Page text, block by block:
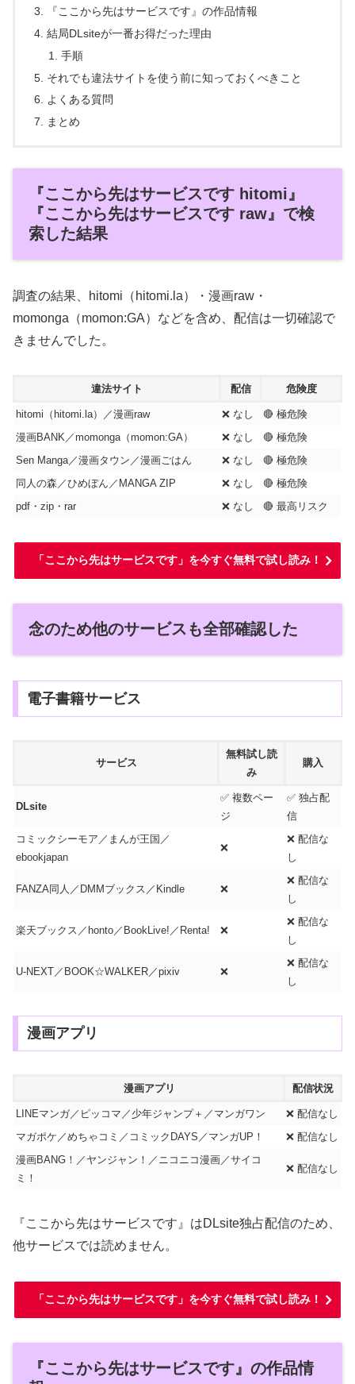
『ここから先はサービスです』の作品情報
結局DLsiteが一番お得だった理由
手順
それでも違法サイトを使う前に知っておくべきこと
よくある質問
まとめ
『ここから先はサービスです hitomi』
『ここから先はサービスです raw』で検
索した結果
調査の結果、hitomi（hitomi.la）・漫画raw・
momonga（momon:GA）などを含め、配信は一切確認で
きませんでした。
違法サイト 配信 危険度
hitomi（hitomi.la）／漫画raw ❌ なし
🔴 極危険
漫画BANK／momonga（momon:GA）
❌ なし
🔴 極危険
Sen Manga／漫画タウン／漫画ごはん
❌ なし
🔴 極危険
同人の森／ひめぼん／MANGA ZIP
❌ なし
🔴 極危険
pdf・zip・rar
❌ なし 🔴 最高リスク
「ここから先はサービスです」を今すぐ無料で試し読み！
念のため他のサービスも全部確認した
電子書籍サービス
サービス
無料試し読
み
購入
DLsite
✅ 複数ペー
ジ
✅ 独占配
信
コミックシーモア／まんが王国／
ebookjapan
❌
❌ 配信な
し
FANZA同人／DMMブックス／Kindle ❌
❌ 配信な
し
楽天ブックス／honto／BookLive!／Renta! ❌
❌ 配信な
し
U-NEXT／BOOK☆WALKER／pixiv ❌
❌ 配信な
し
漫画アプリ
漫画アプリ 配信状況
LINEマンガ／ピッコマ／少年ジャンプ＋／マンガワン
❌ 配信なし
マガポケ／めちゃコミ／コミックDAYS／マンガUP！
❌ 配信なし
漫画BANG！／ヤンジャン！／ニコニコ漫画／サイコ
ミ！
❌ 配信なし
『ここから先はサービスです』はDLsite独占配信のため、
他サービスでは読めません。
「ここから先はサービスです」を今すぐ無料で試し読み！
『ここから先はサービスです』の作品情